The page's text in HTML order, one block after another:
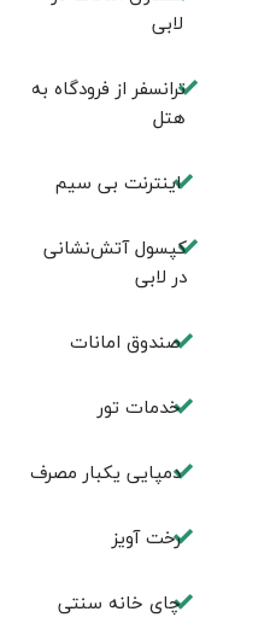
لابی
ترانسفر از فرودگاه به
هتل
اینترنت بی سیم
کپسول آتش‌نشانی
در لابی
صندوق امانات
خدمات تور
دمپایی یکبار مصرف
رخت آویز
چای خانه سنتی